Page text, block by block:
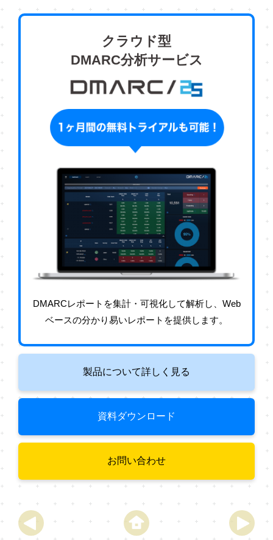
クラウド型
DMARC分析サービス
DMARCレポートを集計・可視化して解析し、Web
ベースの分かり易いレポートを提供します。
製品について詳しく見る
資料ダウンロード
お問い合わせ